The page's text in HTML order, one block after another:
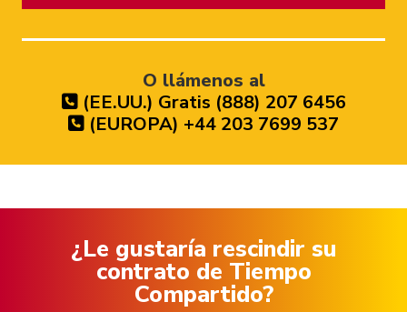
O llámenos al
(EE.UU.) Gratis (888) 207 6456
(EUROPA) +44 203 7699 537
¿Le gustaría rescindir su
contrato de Tiempo
Compartido?